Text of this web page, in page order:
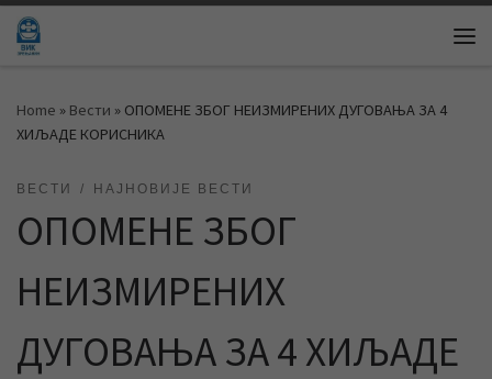
Skip to content
Home » Вести » ОПОМЕНЕ ЗБОГ НЕИЗМИРЕНИХ ДУГОВАЊА ЗА 4
ХИЉАДЕ КОРИСНИКА
ВЕСТИ НАЈНОВИЈЕ ВЕСТИ
ОПОМЕНЕ ЗБОГ
НЕИЗМИРЕНИХ
ДУГОВАЊА ЗА 4 ХИЉАДЕ